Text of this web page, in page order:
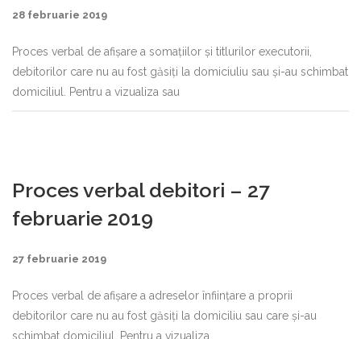
28 februarie 2019
Proces verbal de afișare a somațiilor și titlurilor executorii,
debitorilor care nu au fost găsiți la domiciuliu sau și-au schimbat
domiciliul. Pentru a vizualiza sau
Proces verbal debitori – 27
februarie 2019
27 februarie 2019
Proces verbal de afișare a adreselor înființare a proprii
debitorilor care nu au fost găsiți la domiciliu sau care și-au
schimbat domiciliul. Pentru a vizualiza